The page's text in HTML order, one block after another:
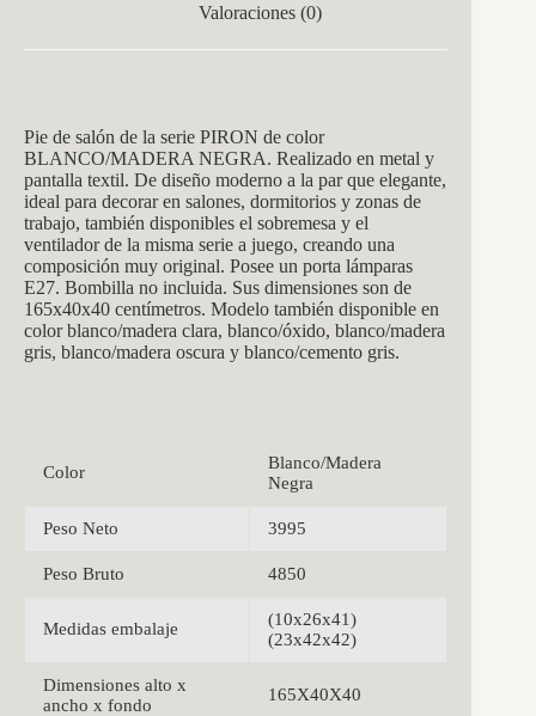
Valoraciones (0)
Pie de salón de la serie PIRON de color
BLANCO/MADERA NEGRA. Realizado en metal y
pantalla textil. De diseño moderno a la par que elegante,
ideal para decorar en salones, dormitorios y zonas de
trabajo, también disponibles el sobremesa y el
ventilador de la misma serie a juego, creando una
composición muy original. Posee un porta lámparas
E27. Bombilla no incluida. Sus dimensiones son de
165x40x40 centímetros. Modelo también disponible en
color blanco/madera clara, blanco/óxido, blanco/madera
gris, blanco/madera oscura y blanco/cemento gris.
Color
Blanco/Madera
Negra
Peso Neto 3995
Peso Bruto 4850
Medidas embalaje
(10x26x41)
(23x42x42)
Dimensiones alto x
ancho x fondo
165X40X40